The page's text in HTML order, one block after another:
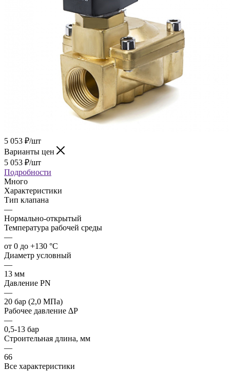
5 053 ₽/шт
Варианты цен
5 053 ₽/шт
Подробности
Много
Характеристики
Тип клапана
—
Нормально-открытый
Температура рабочей среды
—
от 0 до +130 °С
Диаметр условный
—
13 мм
Давление PN
—
20 бар (2,0 МПа)
Рабочее давление ∆P
—
0,5-13 бар
Строительная длина, мм
—
66
Все характеристики